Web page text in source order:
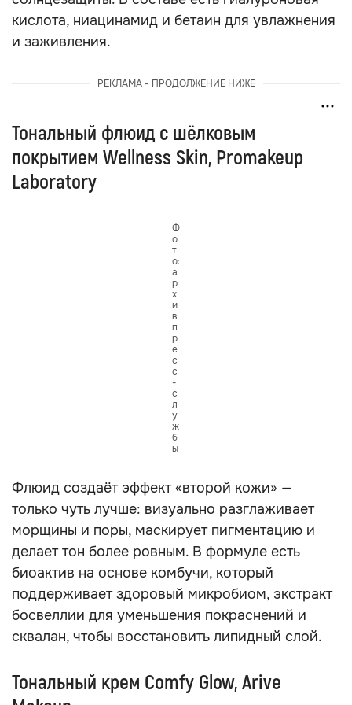
кислота, ниацинамид и бетаин для увлажнения
и заживления.
РЕКЛАМА - ПРОДОЛЖЕНИЕ НИЖЕ
Тональный флюид с шёлковым
покрытием Wellness Skin, Promakeup
Laboratory
Ф
о
т
о:
а
р
х
и
в
п
р
е
с
с
-
с
л
у
ж
б
ы
Флюид создаёт эффект «второй кожи» —
только чуть лучше: визуально разглаживает
морщины и поры, маскирует пигментацию и
делает тон более ровным. В формуле есть
биоактив на основе комбучи, который
поддерживает здоровый микробиом, экстракт
босвеллии для уменьшения покраснений и
сквалан, чтобы восстановить липидный слой.
Тональный крем Comfy Glow, Arive